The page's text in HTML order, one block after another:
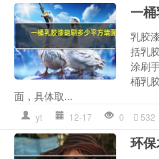
一
乳胶
括乳
涂刷
桶乳
面，具体取...
yt 12-17 0 532
环